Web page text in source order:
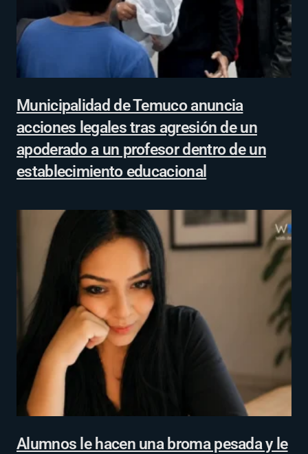
Municipalidad de Temuco anuncia
acciones legales tras agresión de un
apoderado a un profesor dentro de un
establecimiento educacional
Alumnos le hacen una broma pesada y le